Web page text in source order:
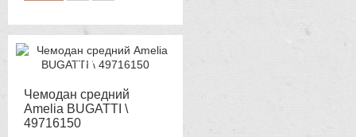
Чемодан средний
Amelia BUGATTI \
49716150
-12%